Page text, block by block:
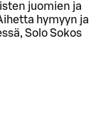
juomien ja
hymyyn ja
Solo Sokos